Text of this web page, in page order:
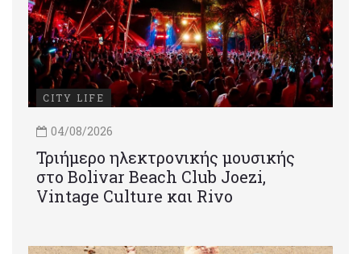
CITY LIFE
04/08/2026
Τριήμερο ηλεκτρονικής μουσικής
στο Bolivar Beach Club Joezi,
Vintage Culture και Rivo